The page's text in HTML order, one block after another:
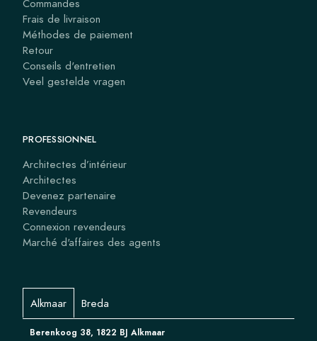
Commandes
Frais de livraison
Méthodes de paiement
Retour
Conseils d'entretien
Veel gestelde vragen
PROFESSIONNEL
Architectes d’intérieur
Architectes
Devenez partenaire
Revendeurs
Connexion revendeurs
Marché d'affaires des agents
Alkmaar Breda
Berenkoog 38, 1822 BJ Alkmaar